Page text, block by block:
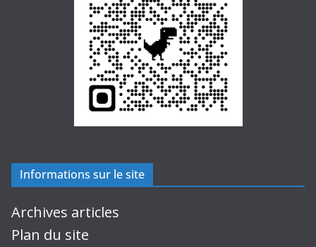
Informations sur le site
Archives articles
Plan du site